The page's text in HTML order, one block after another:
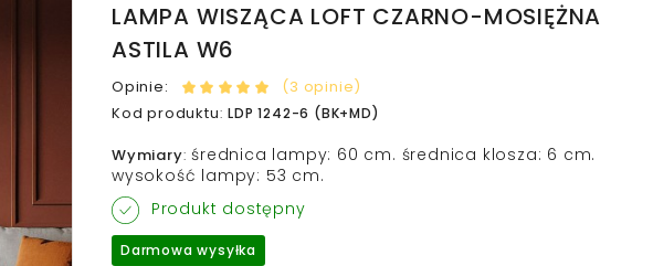
LAMPA WISZĄCA LOFT CZARNO-MOSIĘŻNA
ASTILA W6
Opinie:
(3 opinie)
Kod produktu:LDP 1242-6 (BK+MD)
Wymiary: średnica lampy: 60 cm. średnica klosza: 6 cm.
wysokość lampy: 53 cm.
Produkt dostępny
Darmowa wysyłka